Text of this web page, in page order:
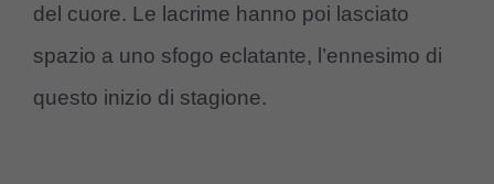
del cuore. Le lacrime hanno poi lasciato
spazio a uno sfogo eclatante, l’ennesimo di
questo inizio di stagione.